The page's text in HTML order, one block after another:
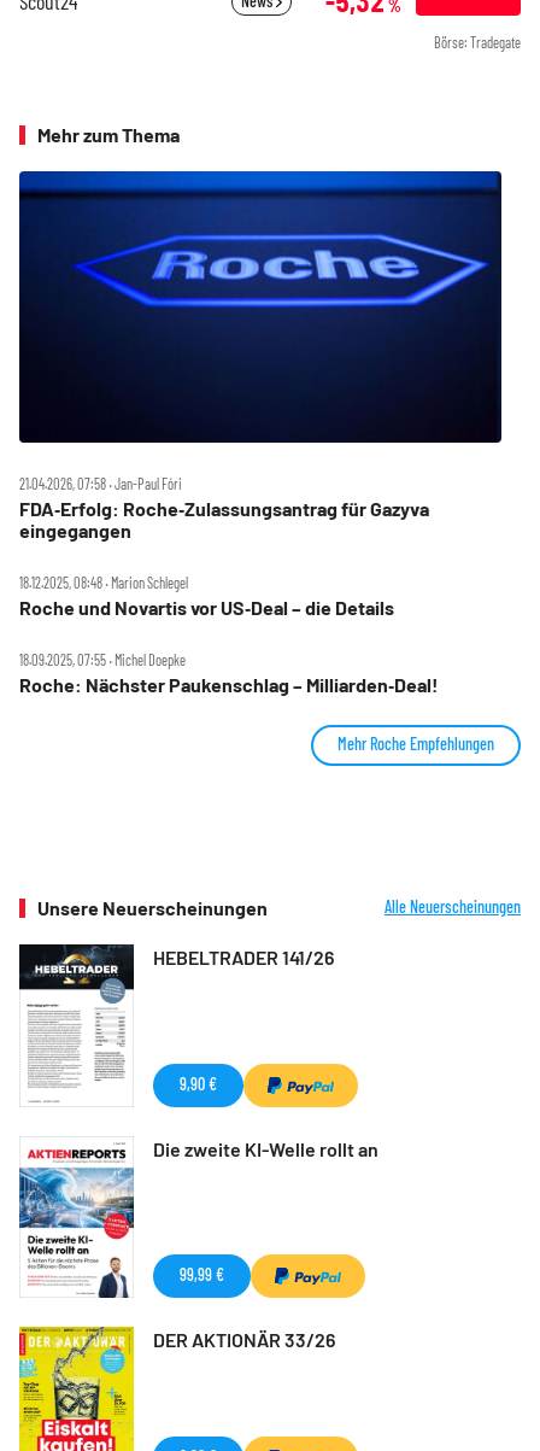
%
Börse: Tradegate
Mehr zum Thema
21.04.2026, 07:58 ‧ Jan-Paul Fóri
FDA‑Erfolg: Roche‑Zulassungsantrag für Gazyva
eingegangen
18.12.2025, 08:48 ‧ Marion Schlegel
Roche und Novartis vor US‑Deal – die Details
18.09.2025, 07:55 ‧ Michel Doepke
Roche: Nächster Paukenschlag – Milliarden‑Deal!
Mehr Roche Empfehlungen
Unsere Neuerscheinungen Alle Neuerscheinungen
HEBELTRADER 141/26
9,90 €
Die zweite KI-Welle rollt an
99,99 €
DER AKTIONÄR 33/26